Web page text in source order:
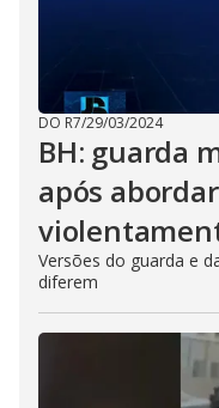
DO R7/29/03/2024
BH: guarda
após
Versões do guarda e
diferem